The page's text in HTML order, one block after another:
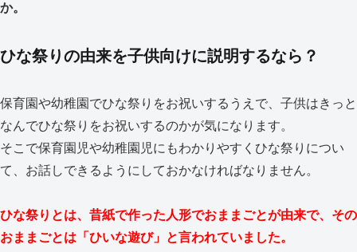
か。
ひな祭りの由来を子供向けに説明するなら？
保育園や幼稚園でひな祭りをお祝いするうえで、子供はきっと
なんでひな祭りをお祝いするのかが気になります。
そこで保育園児や幼稚園児にもわかりやすくひな祭りについ
て、お話しできるようにしておかなければなりません。
ひな祭りとは、昔紙で作った人形でおままごとが由来で、その
おままごとは「ひいな遊び」と言われていました。